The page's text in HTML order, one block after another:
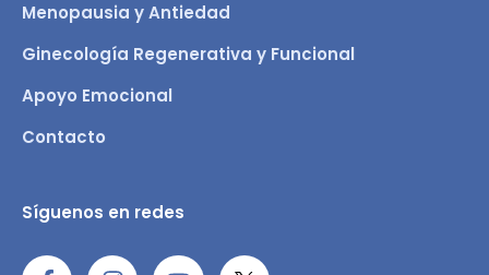
Menopausia y Antiedad
Ginecología Regenerativa y Funcional
Apoyo Emocional
Contacto
Síguenos en redes